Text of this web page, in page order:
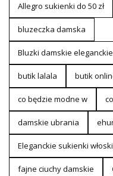
Allegro sukienki do 50 zł
bluzeczka damska
Bluzki damskie
butik lalala butik
co będzie modne w
damskie ubrania
Eleganckie sukienki
fajne ciuchy damskie